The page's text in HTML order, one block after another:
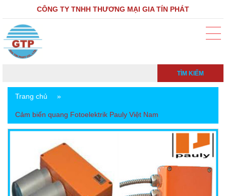
CÔNG TY TNHH THƯƠNG MẠI GIA TÍN PHÁT
TÌM KIẾM
Trang chủ »
Cảm biến quang Fotoelektrik Pauly Việt Nam